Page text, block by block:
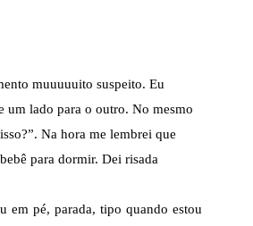
muuuuuito suspeito. Eu
um lado para o outro. No mesmo
Na hora me lembrei que
para dormir. Dei risada
em pé, parada, tipo quando estou